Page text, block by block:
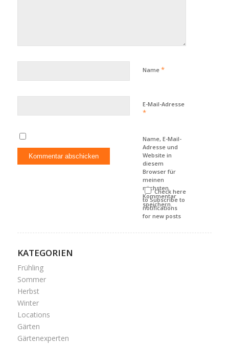
Name *
E-Mail-Adresse
*
Name, E-Mail-
Adresse und
Website in
diesem
Browser für
meinen
nächsten
Kommentar
speichern.
Check here
to Subscribe to
notifications
for new posts
KATEGORIEN
Frühling
Sommer
Herbst
Winter
Locations
Gärten
Gärtenexperten